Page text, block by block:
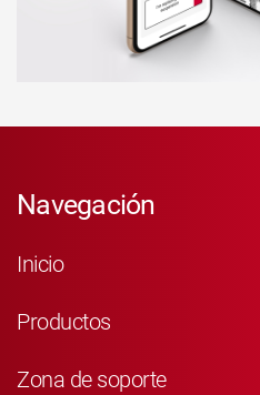
Navegación
Inicio
Productos
Zona de soporte